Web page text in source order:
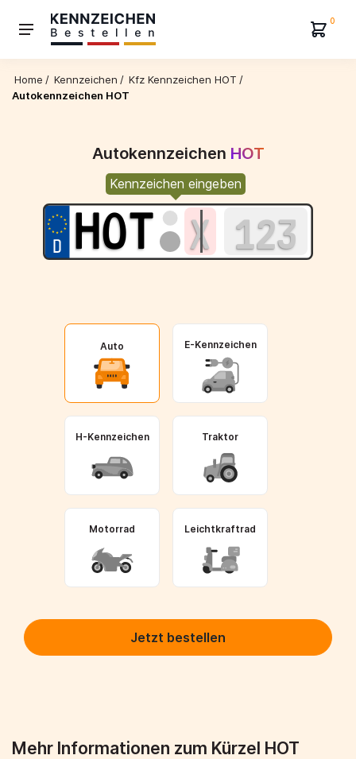
0
Home / Kennzeichen / Kfz Kennzeichen HOT /
Autokennzeichen HOT
Autokennzeichen HOT
Kennzeichen eingeben
Auto E-Kennzeichen
H-Kennzeichen Traktor
Motorrad Leichtkraftrad
Jetzt bestellen
Mehr Informationen zum Kürzel HOT